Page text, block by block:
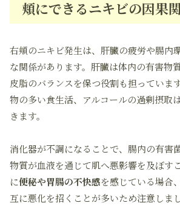
頬にできるニキビの因果
右頬のニキビ発生は、肝臓の疲労や腸内
な関係があります。肝臓は体内の有害物
皮脂のバランスを保つ役割も担っていま
物の多い食生活、アルコールの過剰摂取
きます。
消化器が不調になることで、腸内の有害
物質が血液を通じて肌へ悪影響を及ぼす
に便秘や胃腸の不快感を感じている場合
互に悪化を招くことが多いため注意しまし